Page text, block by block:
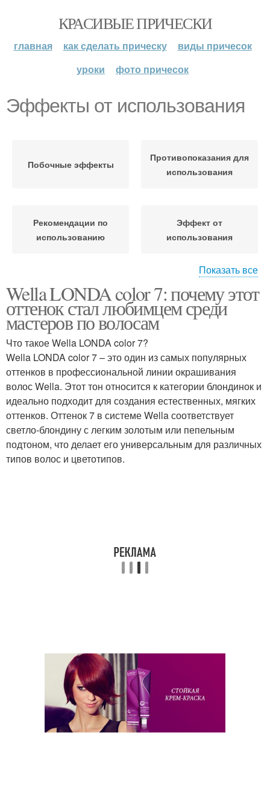
КРАСИВЫЕ ПРИЧЕСКИ
главная как сделать прическу
виды причесок
уроки
фото причесок
Эффекты от использования
Побочные эффекты
Противопоказания для
использования
Рекомендации по
использованию
Эффект от
использования
Лук для лучшего
эффекта
Мыла при регулярном
использовании
Мыло для
использования
Противопоказания к
использованию
Желаемый эффект Эффекты при лечении
Показать все
Wella LONDA color 7: почему этот
оттенок стал любимцем среди
мастеров по волосам
Что такое Wella LONDA color 7?
Wella LONDA color 7 – это один из самых популярных
оттенков в профессиональной линии окрашивания
волос Wella. Этот тон относится к категории блондинок и
идеально подходит для создания естественных, мягких
оттенков. Оттенок 7 в системе Wella соответствует
светло-блондину с легким золотым или пепельным
подтоном, что делает его универсальным для различных
типов волос и цветотипов.